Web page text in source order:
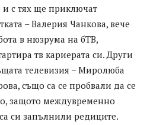
и с тях ще приключат
– Валерия Чанкова, вече
в нюзрума на бТВ,
тв кариерата си. Други
телевизия – Миролюба
също са се пробвали да се
защото междувременно
си запълнили редиците.